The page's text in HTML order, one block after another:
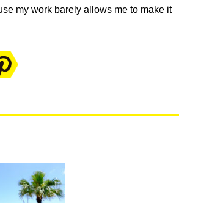
my work barely allows me to make it